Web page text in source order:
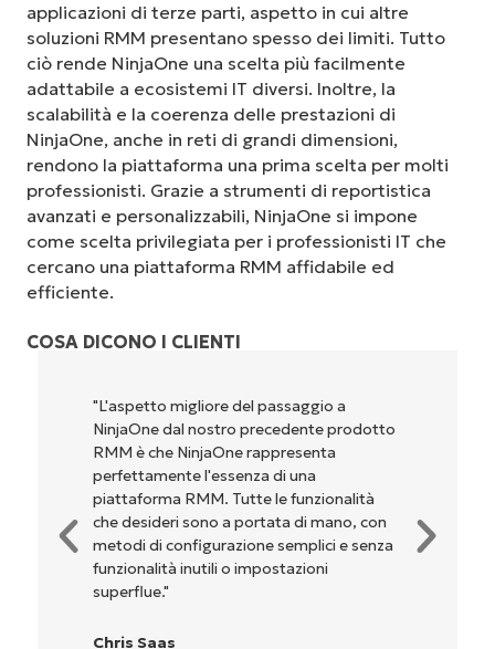
applicazioni di terze parti, aspetto in cui altre
soluzioni RMM presentano spesso dei limiti. Tutto
ciò rende NinjaOne una scelta più facilmente
adattabile a ecosistemi IT diversi. Inoltre, la
scalabilità e la coerenza delle prestazioni di
NinjaOne, anche in reti di grandi dimensioni,
rendono la piattaforma una prima scelta per molti
professionisti. Grazie a strumenti di reportistica
avanzati e personalizzabili, NinjaOne si impone
come scelta privilegiata per i professionisti IT che
cercano una piattaforma RMM affidabile ed
efficiente.
COSA DICONO I CLIENTI
"L'aspetto migliore del passaggio a
NinjaOne dal nostro precedente prodotto
RMM è che NinjaOne rappresenta
perfettamente l'essenza di una
piattaforma RMM. Tutte le funzionalità
che desideri sono a portata di mano, con
metodi di configurazione semplici e senza
funzionalità inutili o impostazioni
superflue."
Chris Saas